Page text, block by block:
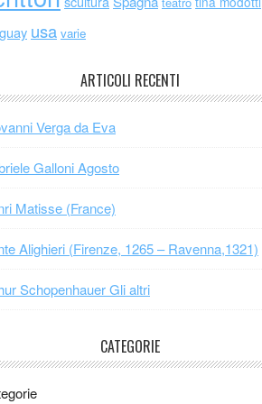
usa varie
ARTICOLI RECENTI
Verga da Eva
Galloni Agosto
Matisse (France)
Alighieri (Firenze, 1265 – Ravenna,1321)
Schopenhauer Gli altri
CATEGORIE